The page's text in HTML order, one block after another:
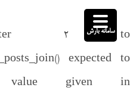
2 to
expected to
value given in
سامانه بارش